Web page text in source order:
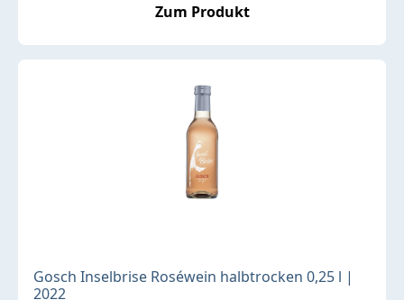
Zum Produkt
Gosch Inselbrise Roséwein halbtrocken 0,25 l |
2022